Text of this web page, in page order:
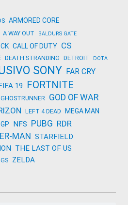
ARMORED CORE
A WAY OUT BALDURS GATE
CALL OF DUTY CS
DEATH STRANDING DETROIT DOTA
SONY FAR CRY
19 FORTNITE
GHOSTRUNNER GOD OF WAR
LEFT 4 DEAD MEGA MAN
NFS PUBG RDR
MAN STARFIELD
THE LAST OF US
ZELDA